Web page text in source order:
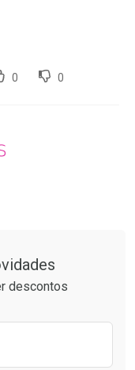
0 0
descontos